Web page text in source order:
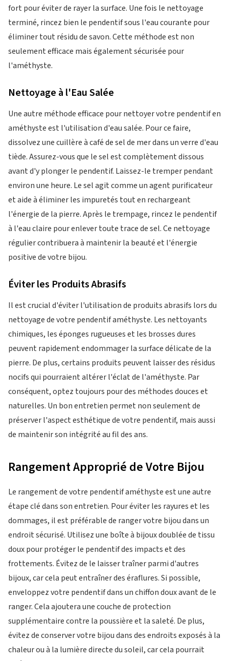
fort pour éviter de rayer la surface. Une fois le nettoyage
terminé, rincez bien le pendentif sous l'eau courante pour
éliminer tout résidu de savon. Cette méthode est non
seulement efficace mais également sécurisée pour
l'améthyste.
Nettoyage à l'Eau Salée
Une autre méthode efficace pour nettoyer votre pendentif en
améthyste est l'utilisation d'eau salée. Pour ce faire,
dissolvez une cuillère à café de sel de mer dans un verre d'eau
tiède. Assurez-vous que le sel est complètement dissous
avant d'y plonger le pendentif. Laissez-le tremper pendant
environ une heure. Le sel agit comme un agent purificateur
et aide à éliminer les impuretés tout en rechargeant
l'énergie de la pierre. Après le trempage, rincez le pendentif
à l'eau claire pour enlever toute trace de sel. Ce nettoyage
régulier contribuera à maintenir la beauté et l'énergie
positive de votre bijou.
Éviter les Produits Abrasifs
Il est crucial d'éviter l'utilisation de produits abrasifs lors du
nettoyage de votre pendentif améthyste. Les nettoyants
chimiques, les éponges rugueuses et les brosses dures
peuvent rapidement endommager la surface délicate de la
pierre. De plus, certains produits peuvent laisser des résidus
nocifs qui pourraient altérer l'éclat de l'améthyste. Par
conséquent, optez toujours pour des méthodes douces et
naturelles. Un bon entretien permet non seulement de
préserver l'aspect esthétique de votre pendentif, mais aussi
de maintenir son intégrité au fil des ans.
Rangement Approprié de Votre Bijou
Le rangement de votre pendentif améthyste est une autre
étape clé dans son entretien. Pour éviter les rayures et les
dommages, il est préférable de ranger votre bijou dans un
endroit sécurisé. Utilisez une boîte à bijoux doublée de tissu
doux pour protéger le pendentif des impacts et des
frottements. Évitez de le laisser traîner parmi d'autres
bijoux, car cela peut entraîner des éraflures. Si possible,
enveloppez votre pendentif dans un chiffon doux avant de le
ranger. Cela ajoutera une couche de protection
supplémentaire contre la poussière et la saleté. De plus,
évitez de conserver votre bijou dans des endroits exposés à la
chaleur ou à la lumière directe du soleil, car cela pourrait